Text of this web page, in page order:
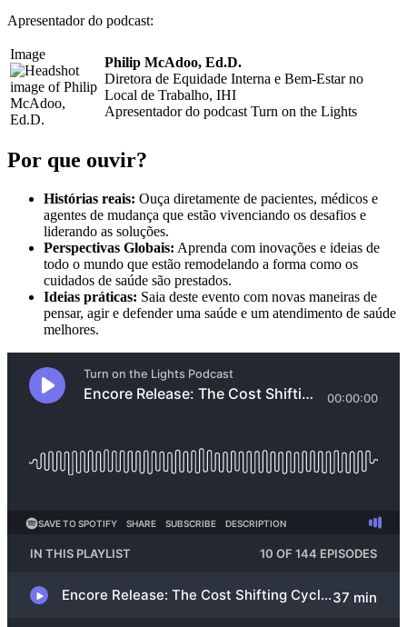
Apresentador do podcast:
Image
Philip McAdoo, Ed.D.
Diretora de Equidade Interna e Bem-Estar no
Local de Trabalho, IHI
Apresentador do podcast Turn on the Lights
Por que ouvir?
Histórias reais: Ouça diretamente de pacientes, médicos e
agentes de mudança que estão vivenciando os desafios e
liderando as soluções.
Perspectivas Globais: Aprenda com inovações e ideias de
todo o mundo que estão remodelando a forma como os
cuidados de saúde são prestados.
Ideias práticas: Saia deste evento com novas maneiras de
pensar, agir e defender uma saúde e um atendimento de saúde
melhores.